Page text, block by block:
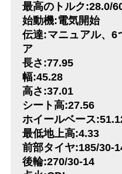
最高のトルク:28.0/
始動機:電気開始
伝達:マニュアル、6
ア
長さ:77.95
幅:45.28
高さ:37.01
シート高:27.56
ホイールベース
最低地上高:4.33
前部タイヤ:185/30-
後輪:270/30-14